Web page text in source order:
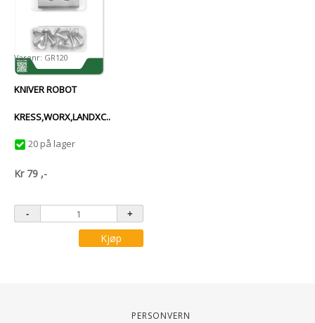
Varenr: GR120
KNIVER ROBOT
KRESS,WORX,LANDXC..
20 på lager
Kr 79 ,-
Kjøp
Personvern